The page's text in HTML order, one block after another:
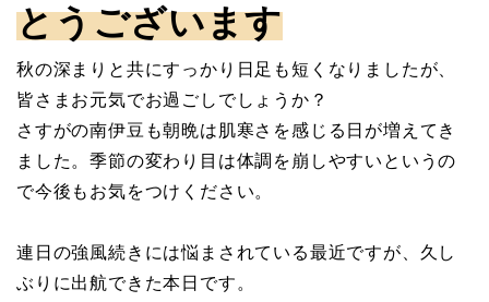
サ
ー
ビ
ス
神
子
元
とうございます
秋の深まりと共にすっかり日足も短くなりましたが、
皆さまお元気でお過ごしでしょうか？
さすがの南伊豆も朝晩は肌寒さを感じる日が増えてき
ました。季節の変わり目は体調を崩しやすいというの
で今後もお気をつけください。
連日の強風続きには悩まされている最近ですが、久し
ぶりに出航できた本日です。